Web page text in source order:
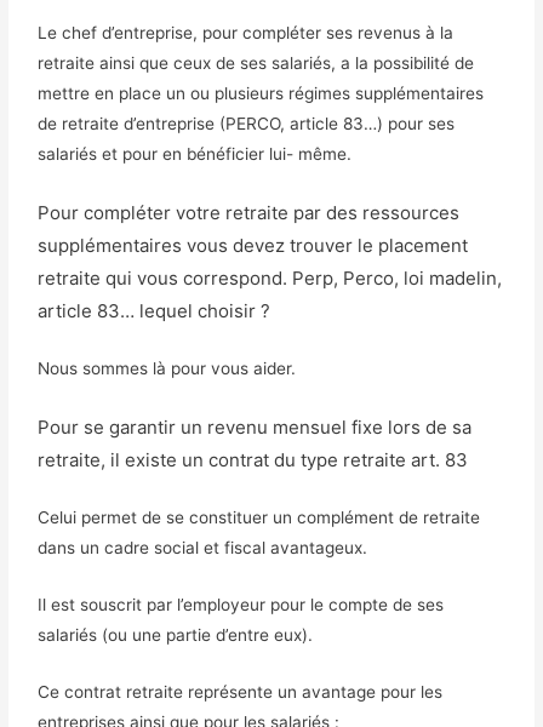
Le chef d’entreprise, pour compléter ses revenus à la
retraite ainsi que ceux de ses salariés, a la possibilité de
mettre en place un ou plusieurs régimes supplémentaires
de retraite d’entreprise (PERCO, article 83…) pour ses
salariés et pour en bénéficier lui- même.
Pour compléter votre retraite par des ressources
supplémentaires vous devez trouver le placement
retraite qui vous correspond. Perp, Perco, loi madelin,
article 83… lequel choisir ?
Nous sommes là pour vous aider.
Pour se garantir un revenu mensuel fixe lors de sa
retraite, il existe un contrat du type retraite art. 83
Celui permet de se constituer un complément de retraite
dans un cadre social et fiscal avantageux.
Il est souscrit par l’employeur pour le compte de ses
salariés (ou une partie d’entre eux).
Ce contrat retraite représente un avantage pour les
entreprises ainsi que pour les salariés :